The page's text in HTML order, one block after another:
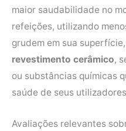
maior saudabilidade no
refeições, utilizando
grudem em sua
revestimento cerâmico,
ou substâncias químicas
saúde de seus
Avaliações relevantes